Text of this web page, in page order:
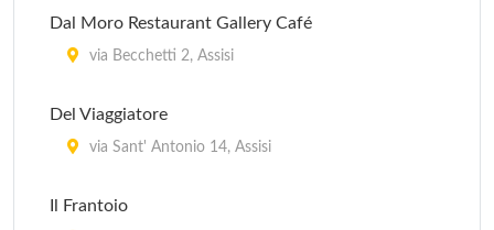
Dal Moro Restaurant Gallery Café
via Becchetti 2, Assisi
Del Viaggiatore
via Sant' Antonio 14, Assisi
Il Frantoio